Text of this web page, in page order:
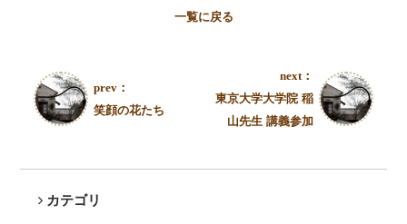
一覧に戻る
prev：
笑顔の花たち
next：
東京大学大学院 稲
山先生 講義参加
カテゴリ